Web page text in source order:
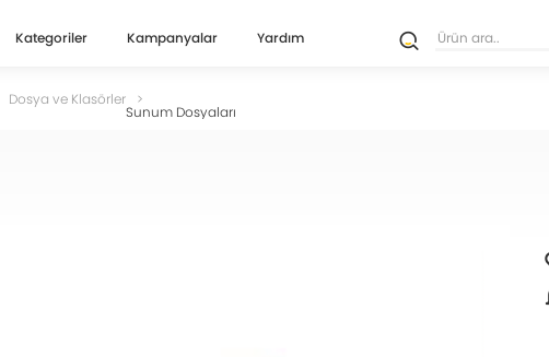
Kategoriler Kampanyalar Yardım
Dosya ve Klasörler
Sunum Dosyaları